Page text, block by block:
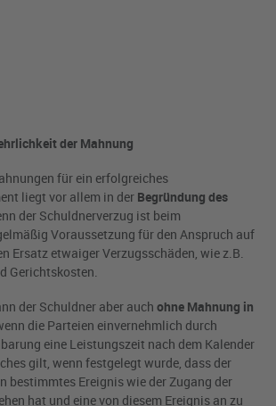
der Mahnung
für ein erfolgreiches
liegt vor allem in der Begründung des
der Schuldnerverzug ist beim
Voraussetzung für den Anspruch auf
Ersatz etwaiger Verzugsschäden, wie z.B.
Gerichtskosten.
der Schuldner aber auchohne Mahnung in
die Parteien einvernehmlich durch
eine Leistungszeit nach dem Kalender
gilt, wenn festgelegt wurde, dass der
bestimmtes Ereignis wie der Zugang der
hat und eine von diesem Ereignis an zu